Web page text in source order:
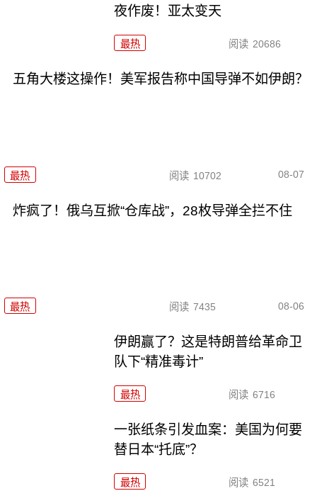
夜作废！亚太变天
最热 阅读 20686
五角大楼这操作！美军报告称中国导弹不如伊朗？
最热 阅读 10702 08-07
炸疯了！俄乌互掀“仓库战”，28枚导弹全拦不住
最热 阅读 7435 08-06
伊朗赢了？这是特朗普给革命卫
队下“精准毒计”
最热 阅读 6716
一张纸条引发血案：美国为何要
替日本“托底”？
最热 阅读 6521